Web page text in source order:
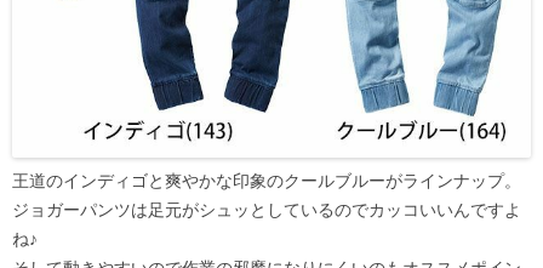
王道のインディゴと爽やかな印象のクールブルーがラインナップ。
ジョガーパンツは足元がシュッとしているのでカッコいいんですよ
ね♪